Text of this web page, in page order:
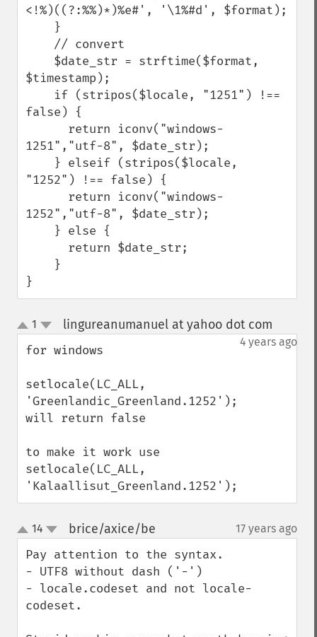
<!%)((?:%%)*)%e#', '\1%#d', $format);
$timestamp);
false) {
1251","utf-8", $date_str);
"1252") !== false) {
1252","utf-8", $date_str);
}
up
down
1 lingureanumanuel at yahoo dot com
4 years ago
for windows
setlocale(LC_ALL,
'Greenlandic_Greenland.1252');
will return false
to make it work use
setlocale(LC_ALL,
'Kalaallisut_Greenland.1252');
up
down
14 brice/axice/be 17 years ago
Pay attention to the syntax.
- UTF8 without dash ('-')
- locale.codeset and not locale-
codeset.